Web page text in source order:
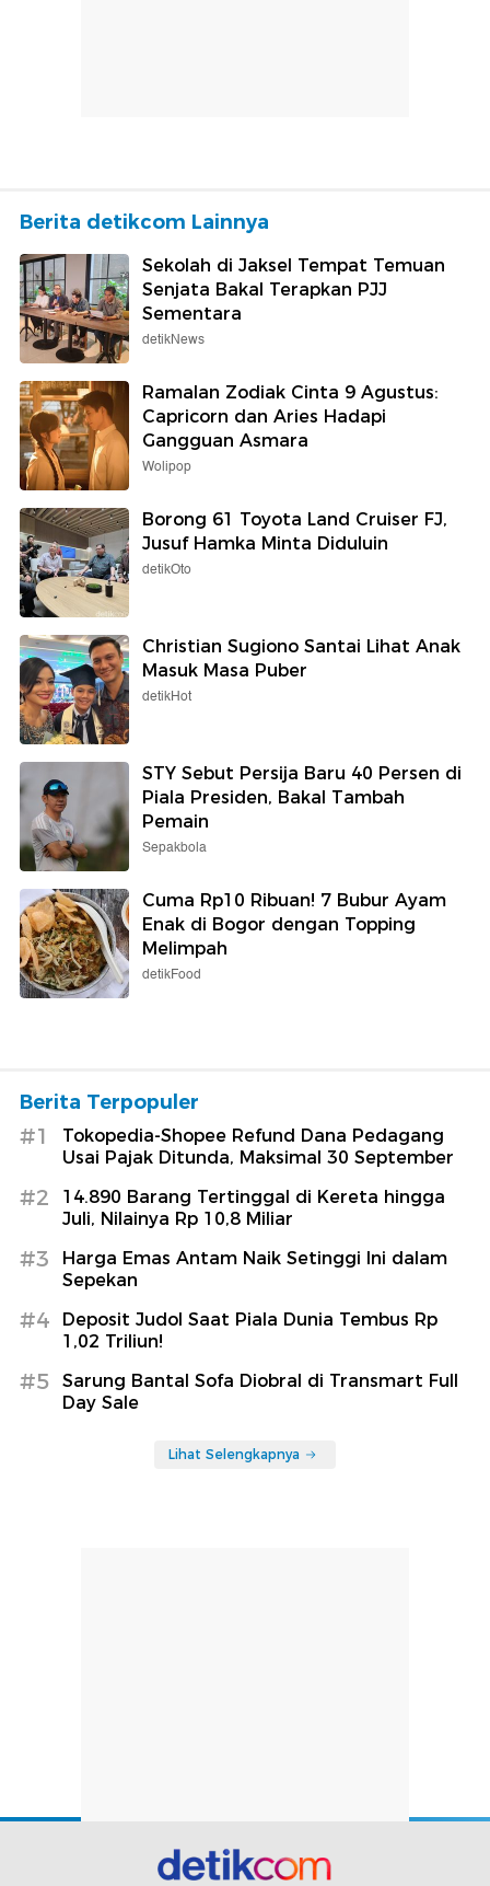
Berita detikcom Lainnya
Sekolah di Jaksel Tempat Temuan
Senjata Bakal Terapkan PJJ
Sementara
detikNews
Ramalan Zodiak Cinta 9 Agustus:
Capricorn dan Aries Hadapi
Gangguan Asmara
Wolipop
Borong 61 Toyota Land Cruiser FJ,
Jusuf Hamka Minta Diduluin
detikOto
Christian Sugiono Santai Lihat Anak
Masuk Masa Puber
detikHot
STY Sebut Persija Baru 40 Persen di
Piala Presiden, Bakal Tambah
Pemain
Sepakbola
Cuma Rp10 Ribuan! 7 Bubur Ayam
Enak di Bogor dengan Topping
Melimpah
detikFood
Berita Terpopuler
#1
Tokopedia-Shopee Refund Dana Pedagang
Usai Pajak Ditunda, Maksimal 30 September
#2
14.890 Barang Tertinggal di Kereta hingga
Juli, Nilainya Rp 10,8 Miliar
#3
Harga Emas Antam Naik Setinggi Ini dalam
Sepekan
#4
Deposit Judol Saat Piala Dunia Tembus Rp
1,02 Triliun!
#5
Sarung Bantal Sofa Diobral di Transmart Full
Day Sale
Lihat Selengkapnya